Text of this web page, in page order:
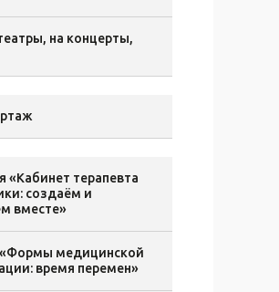
на концерты,
«Кабинет терапевта
создаём и
вместе»
«Формы медицинской
время перемен»